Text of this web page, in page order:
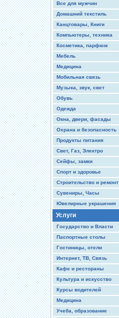
Все для мужчин
Домашний текстиль
Канцтовары, Книги
Компьютеры, техника
Косметика, парфюм
Мебель
Медицина
Мобильная связь
Музыка, звук, свет
Обувь
Одежда
Окна, двери, фасады
Охрана и безопасность
Продукты питания
Свет, Газ, Электро
Сейфы, замки
Спорт и здоровье
Строительство и ремонт
Сувениры, Часы
Ювелирные украшения
Услуги
Государство и Власти
Паспортные столы
Гостиницы, отели
Интернет, ТВ, Связь
Кафе и рестораны
Культура и искусство
Курсы водителей
Медицина
Учеба, образование